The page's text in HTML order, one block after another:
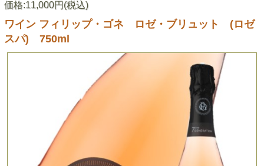
価格:11,000円(税込)
ワイン フィリップ・ゴネ ロゼ・ブリュット (ロゼ
スパ) 750ml